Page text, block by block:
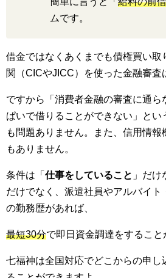
ムです。
借金ではなくあくまでも債権買い取
関（CICやJICC）を使った金融審査
ですから「消費者金融の審査に通ら
ぱいで借りることができない」とい
も問題ありません。また、信用情報
もありません。
条件は「 仕事をしていること 」だけ
だけでなく、派遣社員やアルバイト
の勤務歴があれば、
最短30分で即日資金調達をすること
七福神は全国対応でどこからの申し